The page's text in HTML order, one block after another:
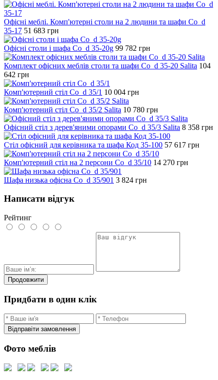
Офісні меблі. Комп'ютерні столи на 2 людини та шафи Co_d
35-17 51 683 грн
Офісні столи і шафа Co_d 35-20g 99 782 грн
Комплект офісних меблів столи та шафи Co_d 35-20 Salita 104
642 грн
Комп'ютерний стіл Co_d 35/1 10 004 грн
Комп'ютерний стіл Co_d 35/2 Salita 10 780 грн
Офісний стіл з дерев'яними опорами Co_d 35/3 Salita 8 358 грн
Стіл офісний для керівника та шафа Код 35-100 57 617 грн
Комп'ютерний стіл на 2 персони Co_d 35/10 14 270 грн
Шафа низька офісна Co_d 35/901 3 824 грн
Написати відгук
Рейтинг
Продовжити
Придбати в один клік
Відправіти замовлення
Фото меблів